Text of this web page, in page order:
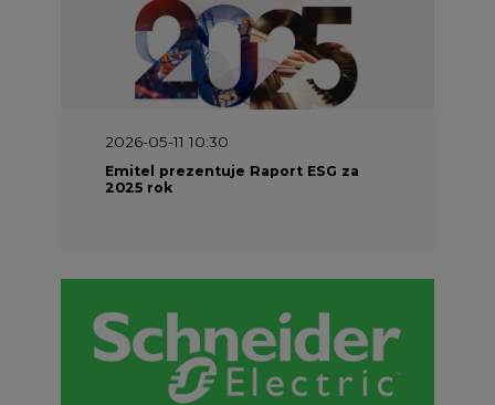
2026-05-11 10:30
Emitel prezentuje Raport ESG za
2025 rok